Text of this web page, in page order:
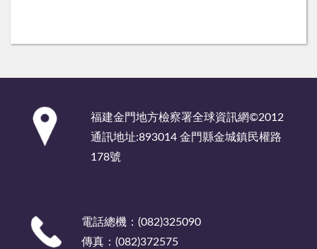
福建金門地方檢察署全球資訊網©2012
通訊地址:893014 金門縣金城鎮民權路
178號
電話總機：(082)325090
傳真：(082)372575